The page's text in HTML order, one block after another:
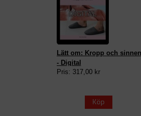
Lätt om: Kropp och sinnen
- Digital
Pris: 317,00 kr
Köp